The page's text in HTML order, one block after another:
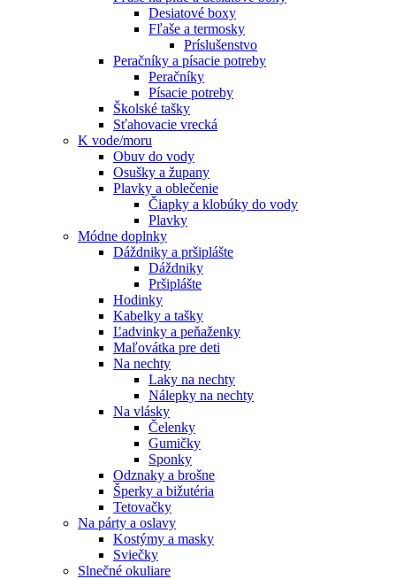
Desiatové boxy
Fľaše a termosky
Príslušenstvo
Peračníky a písacie potreby
Peračníky
Písacie potreby
Školské tašky
Sťahovacie vrecká
K vode/moru
Obuv do vody
Osušky a župany
Plavky a oblečenie
Čiapky a klobúky do vody
Plavky
Módne doplnky
Dáždniky a pršiplášte
Dáždniky
Pršiplášte
Hodinky
Kabelky a tašky
Ľadvinky a peňaženky
Maľovátka pre deti
Na nechty
Laky na nechty
Nálepky na nechty
Na vlásky
Čelenky
Gumičky
Sponky
Odznaky a brošne
Šperky a bižutéria
Tetovačky
Na párty a oslavy
Kostýmy a masky
Sviečky
Slnečné okuliare